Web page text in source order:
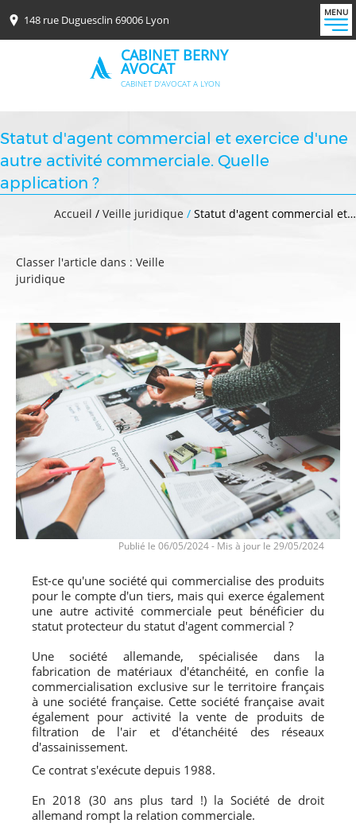
148 rue Duguesclin 69006 Lyon
CABINET BERNY
AVOCAT
CABINET D'AVOCAT A LYON
MENU
Statut d'agent commercial et exercice d'une
autre activité commerciale. Quelle
application ?
Accueil / Veille juridique / Statut d'agent commercial et…
Classer l'article dans : Veille
juridique
Publié le 06/05/2024- Mis à jour le 29/05/2024
Est-ce qu'une société qui commercialise des produits
pour le compte d'un tiers, mais qui exerce également
une autre activité commerciale peut bénéficier du
statut protecteur du statut d'agent commercial ?
Une société allemande, spécialisée dans la
fabrication de matériaux d'étanchéité, en confie la
commercialisation exclusive sur le territoire français
à une société française. Cette société française avait
également pour activité la vente de produits de
filtration de l'air et d'étanchéité des réseaux
d'assainissement.
Ce contrat s'exécute depuis 1988.
En 2018 (30 ans plus tard !) la Société de droit
allemand rompt la relation commerciale.